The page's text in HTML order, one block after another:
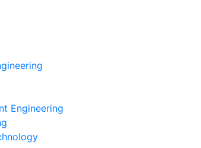
Engineering